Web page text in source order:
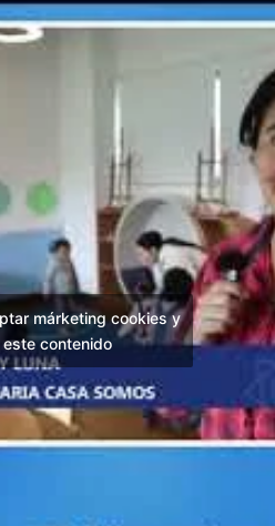
márketing cookies y
contenido